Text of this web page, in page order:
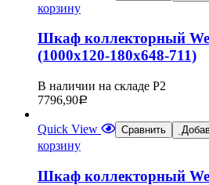
корзину
Шкаф коллекторный
(1000х120-180х648-711)
В наличии на складе Р2
7796,90Р
Quick View Сравнить
корзину
Шкаф коллекторный